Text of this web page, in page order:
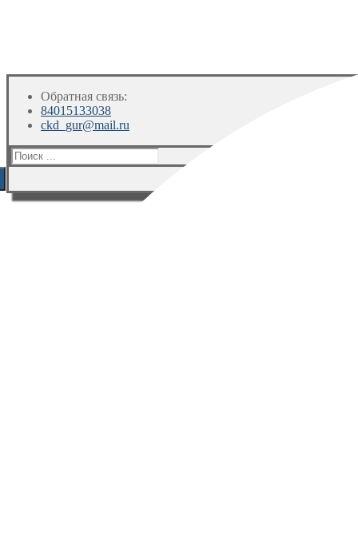
Обратная связь:
84015133038
ckd_gur@mail.ru
Искать: